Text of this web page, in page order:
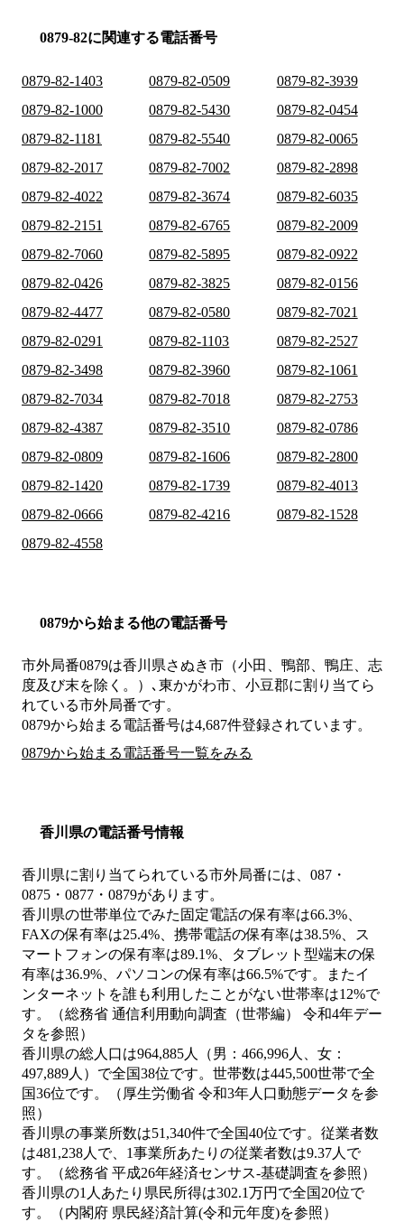
0879-82に関連する電話番号
0879-82-1403 0879-82-0509
0879-82-3939
0879-82-1000
0879-82-5430
0879-82-0454
0879-82-1181
0879-82-5540
0879-82-0065
0879-82-2017
0879-82-7002
0879-82-2898
0879-82-4022
0879-82-3674
0879-82-6035
0879-82-2151
0879-82-6765
0879-82-2009
0879-82-7060
0879-82-5895
0879-82-0922
0879-82-0426
0879-82-3825
0879-82-0156
0879-82-4477
0879-82-0580
0879-82-7021
0879-82-0291
0879-82-1103
0879-82-2527
0879-82-3498
0879-82-3960
0879-82-1061
0879-82-7034
0879-82-7018
0879-82-2753
0879-82-4387
0879-82-3510
0879-82-0786
0879-82-0809
0879-82-1606
0879-82-2800
0879-82-1420
0879-82-1739
0879-82-4013
0879-82-0666
0879-82-4216
0879-82-1528
0879-82-4558
0879から始まる他の電話番号
市外局番0879は香川県さぬき市（小田、鴨部、鴨庄、志
度及び末を除く。）､東かがわ市、小豆郡に割り当てら
れている市外局番です。
0879から始まる電話番号は4,687件登録されています。
0879から始まる電話番号一覧をみる
香川県の電話番号情報
香川県に割り当てられている市外局番には、087・
0875・0877・0879があります。
香川県の世帯単位でみた固定電話の保有率は66.3%、
FAXの保有率は25.4%、携帯電話の保有率は38.5%、ス
マートフォンの保有率は89.1%、タブレット型端末の保
有率は36.9%、パソコンの保有率は66.5%です。またイ
ンターネットを誰も利用したことがない世帯率は12%で
す。（総務省 通信利用動向調査（世帯編） 令和4年デー
タを参照）
香川県の総人口は964,885人（男：466,996人、女：
497,889人）で全国38位です。世帯数は445,500世帯で全
国36位です。（厚生労働省 令和3年人口動態データを参
照）
香川県の事業所数は51,340件で全国40位です。従業者数
は481,238人で、1事業所あたりの従業者数は9.37人で
す。（総務省 平成26年経済センサス‐基礎調査を参照）
香川県の1人あたり県民所得は302.1万円で全国20位で
す。（内閣府 県民経済計算(令和元年度)を参照）